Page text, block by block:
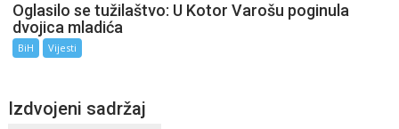
Oglasilo se tužilaštvo: U Kotor Varošu poginula
dvojica mladića
BiH Vijesti
Izdvojeni sadržaj